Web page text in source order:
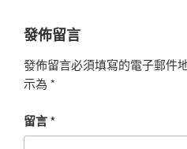
發佈留言
發佈留言必須填寫的電子郵件
示為 *
留言*